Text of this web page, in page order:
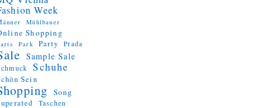
Week
Mühlbauer
Shopping
Park Party Prada
Sample Sale
Schuhe
Sein
Song
Taschen